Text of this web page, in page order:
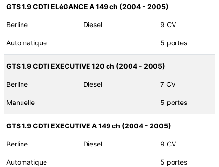
GTS 1.9 CDTI ELéGANCE A 149 ch (2004 - 2005)
Berline Diesel 9 CV
Automatique 5 portes
GTS 1.9 CDTI EXECUTIVE 120 ch (2004 - 2005)
Berline Diesel 7 CV
Manuelle 5 portes
GTS 1.9 CDTI EXECUTIVE A 149 ch (2004 - 2005)
Berline Diesel 9 CV
Automatique 5 portes